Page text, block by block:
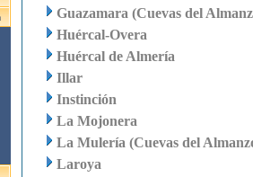
Guazamara (Cuevas del
Huércal-Overa
Huércal de Almería
Illar
Instinción
La Mojonera
La Mulería (Cuevas del
Laroya